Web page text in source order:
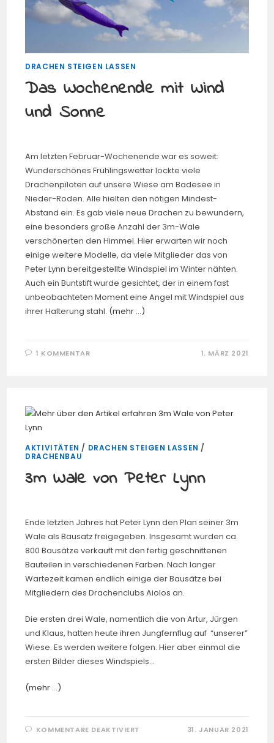
DRACHEN STEIGEN LASSEN
Das Wochenende mit Wind
und Sonne
Am letzten Februar-Wochenende war es soweit:
Wunderschönes Frühlingswetter lockte viele
Drachenpiloten auf unsere Wiese am Badesee in
Nieder-Roden. Alle hielten den nötigen Mindest-
Abstand ein. Es gab viele neue Drachen zu bewundern,
eine besonders große Anzahl der 3m-Wale
verschönerten den Himmel. Hier erwarten wir noch
einige weitere Modelle, da viele Mitglieder das von
Peter Lynn bereitgestellte Windspiel im Winter nähten.
Auch ein Buntstift wurde gesichtet, der in einem fast
unbeobachteten Moment eine Angel mit Windspiel aus
ihrer Halterung stahl. (mehr …)
1 KOMMENTAR 1. MÄRZ 2021
AKTIVITÄTEN / DRACHEN STEIGEN LASSEN /
DRACHENBAU
3m Wale von Peter Lynn
Ende letzten Jahres hat Peter Lynn den Plan seiner 3m
Wale als Bausatz freigegeben. Insgesamt wurden ca.
800 Bausätze verkauft mit den fertig geschnittenen
Bauteilen in verschiedenen Farben. Nach langer
Wartezeit kamen endlich einige der Bausätze bei
Mitgliedern des Drachenclubs Aiolos an.
Die ersten drei Wale, namentlich die von Artur, Jürgen
und Klaus, hatten heute ihren Jungfernflug auf “unserer”
Wiese. Es werden weitere folgen. Hier aber einmal die
ersten Bilder dieses Windspiels…
(mehr …)
KOMMENTARE DEAKTIVIERT 31. JANUAR 2021